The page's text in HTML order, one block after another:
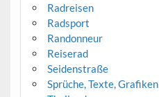
Radreisen
Radsport
Randonneur
Reiserad
Seidenstraße
Sprüche, Texte, Grafiken